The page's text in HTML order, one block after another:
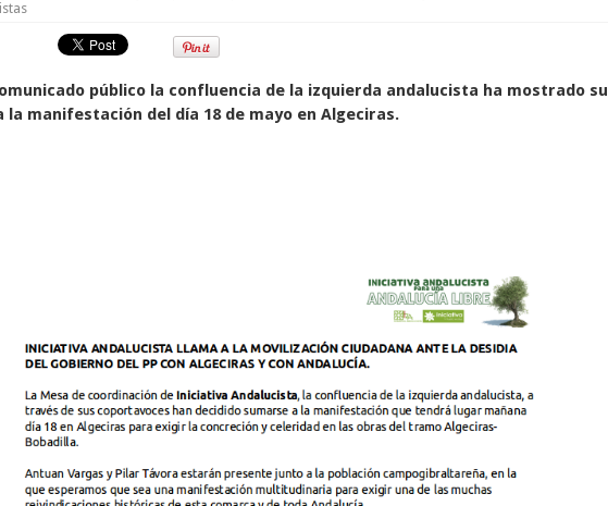
público la confluencia de la izquierda andalucista ha mostrado su
la manifestación del día 18 de mayo en Algeciras.